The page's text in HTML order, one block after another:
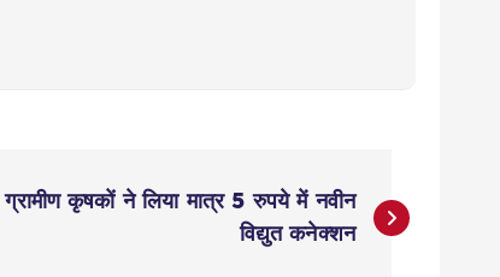
कृषकों ने लिया मात्र 5 रुपये में नवीन
विद्युत कनेक्शन